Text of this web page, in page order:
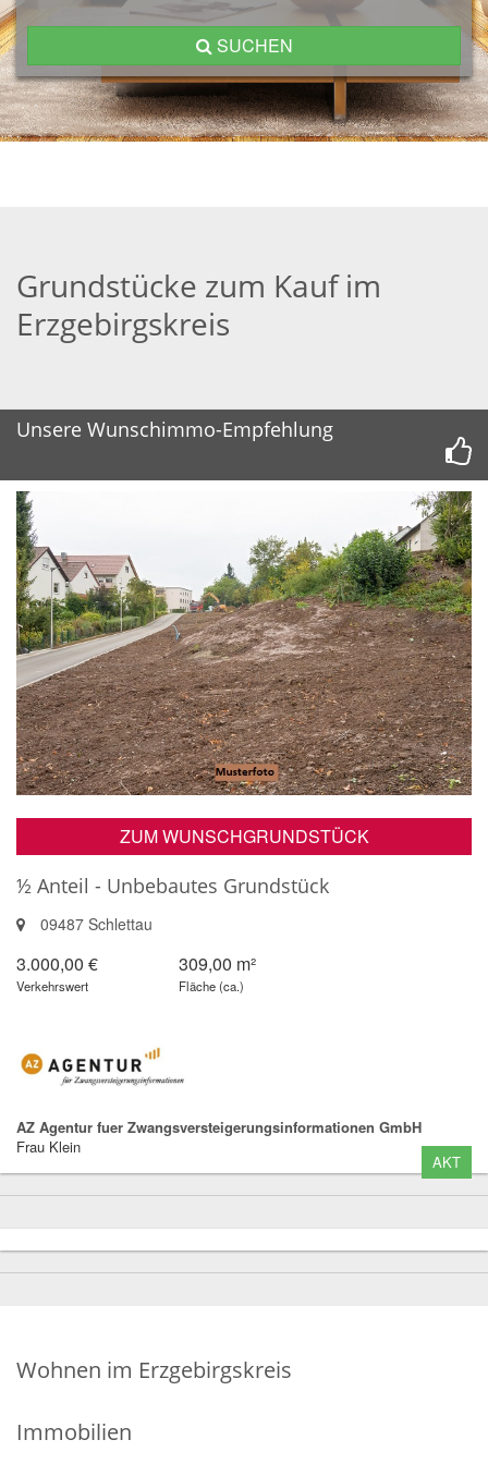
SUCHEN
Grundstücke zum Kauf im
Erzgebirgskreis
Unsere Wunschimmo-Empfehlung
ZUM WUNSCHGRUNDSTÜCK
½ Anteil - Unbebautes Grundstück
09487 Schlettau
3.000,00 €
Verkehrswert
309,00 m²
Fläche (ca.)
AZ Agentur fuer Zwangsversteigerungsinformationen GmbH
Frau Klein
AKT
Wohnen im Erzgebirgskreis
Immobilien